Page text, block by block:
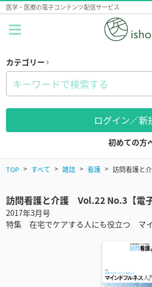
医学・医療の電子コンテンツ配信サービス
カテゴリー
ログイン／新
初めての方
TOP すべて 雑誌 看護 訪問看護と
訪問看護と介護 Vol.22 No.3【電子
2017年3月号
特集 在宅でケアする人にも役立つ マ